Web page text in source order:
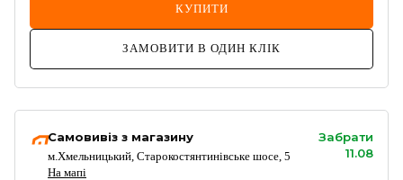
КУПИТИ
ЗАМОВИТИ В ОДИН КЛІК
Самовивіз з магазину
м.Хмельницький, Старокостянтинівське шосе, 5
На мапі
Забрати
11.08